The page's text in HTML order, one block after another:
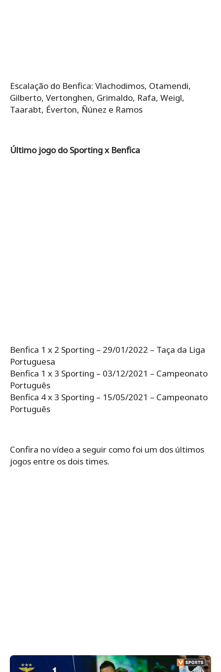
Escalação do Benfica: Vlachodimos, Otamendi,
Gilberto, Vertonghen, Grimaldo, Rafa, Weigl,
Taarabt, Éverton, Ñúnez e Ramos
Último jogo do Sporting x Benfica
Benfica 1 x 2 Sporting – 29/01/2022 – Taça da Liga
Portuguesa
Benfica 1 x 3 Sporting – 03/12/2021 – Campeonato
Português
Benfica 4 x 3 Sporting – 15/05/2021 – Campeonato
Português
Confira no vídeo a seguir como foi um dos últimos
jogos entre os dois times.